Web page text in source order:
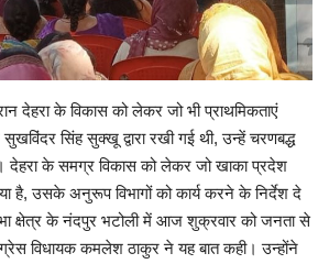
देहरा के विकास को लेकर जो भी प्राथमिकताएं
सिंह सुक्खू द्वारा रखी गई थी, उन्हें चरणबद्ध
देहरा के समग्र विकास को लेकर जो खाका प्रदेश
है, उसके अनुरूप विभागों को कार्य करने के निर्देश दे
क्षेत्र के नंदपुर भटोली में आज शुक्रवार को जनता से
विधायक कमलेश ठाकुर ने यह बात कही। उन्होंने